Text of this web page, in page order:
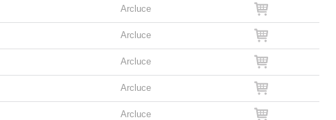
Arcluce
Arcluce
Arcluce
Arcluce
Arcluce